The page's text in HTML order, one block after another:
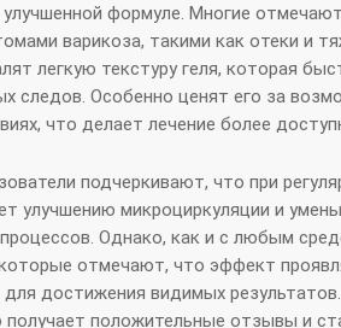
улучшенной формуле. Многие
варикоза, такими как отеки и
легкую текстуру геля, которая
следов. Особенно ценят его за
что делает лечение более
подчеркивают, что при
улучшению микроциркуляции и
Однако, как и с любым
отмечают, что эффект
для достижения видимых
получает положительные отзывы и